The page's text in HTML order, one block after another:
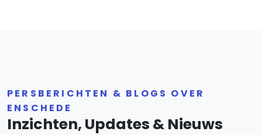
PERSBERICHTEN & BLOGS OVER
ENSCHEDE
Inzichten, Updates & Nieuws